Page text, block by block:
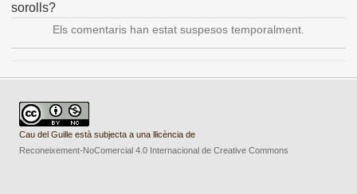
sorolls?
Els comentaris han estat suspesos temporalment.
Cau del Guille està subjecta a una llicència de
Reconeixement-NoComercial 4.0 Internacional de Creative Commons